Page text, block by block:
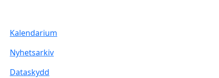
Kalendarium
Nyhetsarkiv
Dataskydd